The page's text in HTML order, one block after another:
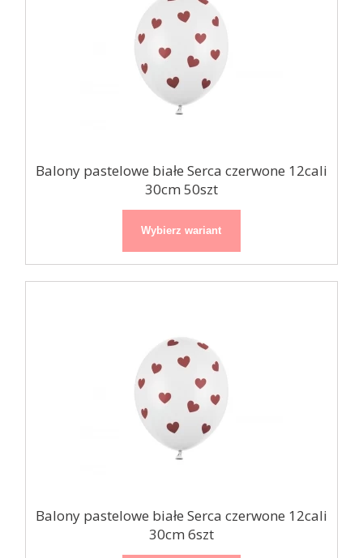
Balony pastelowe białe Serca czerwone 12cali
30cm 50szt
Wybierz wariant
Balony pastelowe białe Serca czerwone 12cali
30cm 6szt